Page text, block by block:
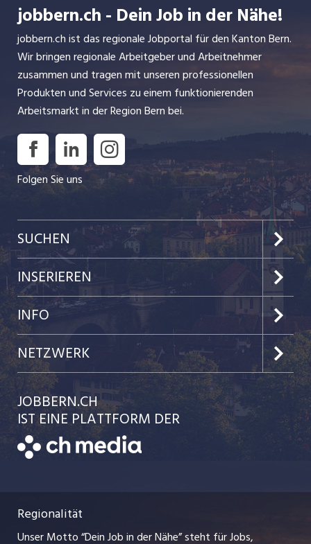
jobbern.ch - Dein Job in der Nähe!
jobbern.ch ist das regionale Jobportal für den Kanton Bern.
Wir bringen regionale Arbeitgeber und Arbeitnehmer
zusammen und tragen mit unseren professionellen
Produkten und Services zu einem funktionierenden
Arbeitsmarkt in der Region Bern bei.
Folgen Sie uns
SUCHEN
Jobs im Kanton Bern
Jobs in der Stadt Bern
Jobs in der Stadt Biel
Festanstellungen
Temporäre Jobs
Freelance Jobs
Ferienjobs
INSERIEREN
Preise & Leistungen
Kundenlogin
Einzelinserat disponieren
Schnittstelle
Bewerber-Cockpit
INFO
Team
Ratgeber
AGB
Datenschutzerklärung
Impressum
NETZWERK
jobbasel.ch
jobmittelland.ch
zentraljob.ch
myjob.ch
JOBBERN.CH
IST EINE PLATTFORM DER
Regionalität
Unser Motto “Dein Job in der Nähe” steht für Jobs,